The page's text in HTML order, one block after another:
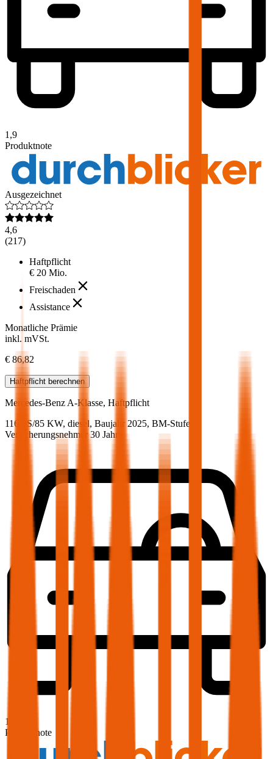
1,9
Produktnote
Ausgezeichnet
4,6
(217)
Haftpflicht
€ 20 Mio.
Freischaden
Assistance
Monatliche Prämie
inkl. mVSt.
€ 86,82
Haftpflicht berechnen
Mercedes-Benz A-Klasse, Haftpflicht
116 PS/85 KW, diesel, Baujahr 2025, BM-Stufe
Versicherungsnehmer 30 Jahre
1,9
Produktnote